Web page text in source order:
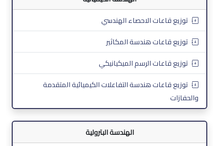
توزيع قاعات الاحصاء الهندسي
توزيع قاعات هندسة المكاثير
توزيع قاعات الرسم الميكيانيكي
توزيع قاعات هندسة التفاعلات الكيميائية المتقدمة
والحفازات
الهندسة البترولية